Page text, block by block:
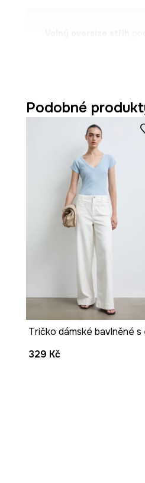
Rukáv kimonového
pohybu paží.
Kulatý výstřih
nošení.
Interlocková struktura
Nařasený spodní lem
zakončení.
Hladký vzor
umožňuje
vytváření ucelených
Podobné
329 Kč